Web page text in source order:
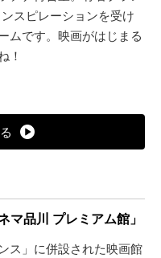
ンスピレーションを受け
ムです。映画がはじまる
！
マ品川 プレミアム館」
ス」に併設された映画館